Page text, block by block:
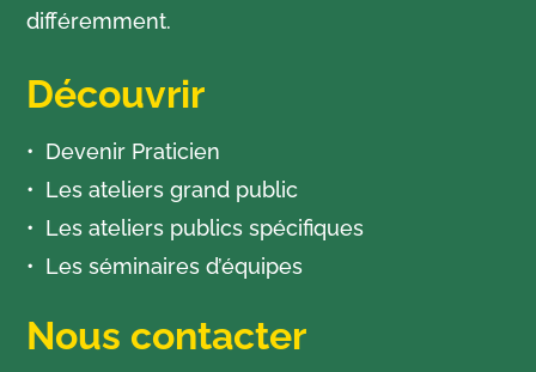
différemment.
Découvrir
Devenir Praticien
Les ateliers grand public
Les ateliers publics spécifiques
Les séminaires d’équipes
Nous contacter